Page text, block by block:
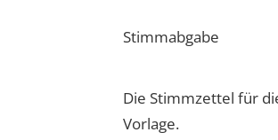
Stimmabgabe
Die Stimmzettel für
Vorlage.